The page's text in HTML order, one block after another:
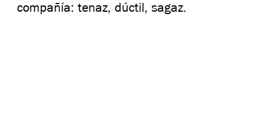
compañía: tenaz, dúctil, sagaz.